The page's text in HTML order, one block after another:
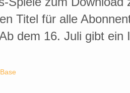
Titel für alle
dem 16. Juli gibt ein